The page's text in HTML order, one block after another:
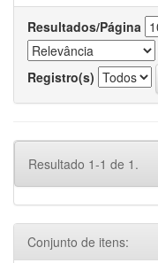
Resultados/Página
Registro(s)
Resultado 1-1 de 1.
Conjunto de itens: